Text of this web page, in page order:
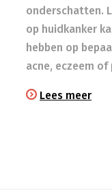
onderschatten.
op huidkanker
hebben op
acne, eczeem of
Lees meer